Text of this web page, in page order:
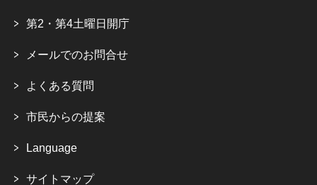
第2・第4土曜日開庁
メールでのお問合せ
よくある質問
市民からの提案
Language
サイトマップ